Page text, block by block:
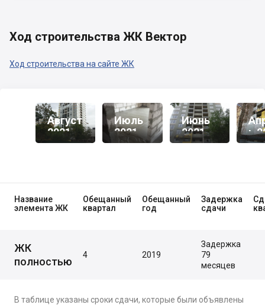
Ход строительства ЖК Вектор
Ход строительства на сайте ЖК
Август
2021
Июль
2021
Июнь
2021
Ь
Название
элемента ЖК
Обещанный
квартал
Обещанный
год
Задержка
сдачи
ЖК
полностью
4 2019
Задержка
79
месяцев
В таблице указаны сроки сдачи, которые были объявлены